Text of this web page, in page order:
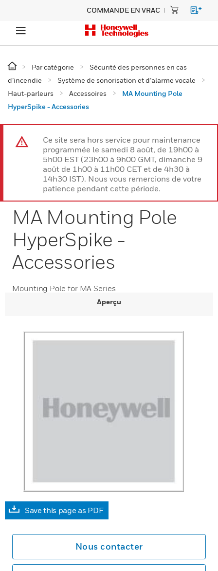
COMMANDE EN VRAC
Par catégorie
Sécurité des personnes en cas
d’incendie
Système de sonorisation et d’alarme vocale
Haut-parleurs
Accessoires
MA Mounting Pole
HyperSpike - Accessories
Ce site sera hors service pour maintenance
programmée le samedi 8 août, de 19h00 à
5h00 EST (23h00 à 9h00 GMT, dimanche 9
août de 1h00 à 11h00 CET et de 4h30 à
14h30 IST). Nous vous remercions de votre
patience pendant cette période.
MA Mounting Pole
HyperSpike -
Accessories
Mounting Pole for MA Series
Aperçu
Save this page as PDF
Nous contacter